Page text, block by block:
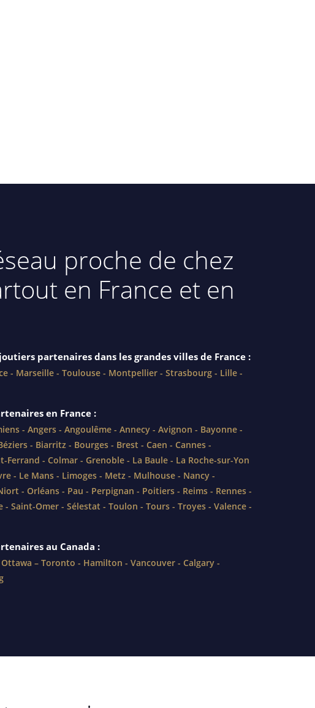
proche de chez
en France et en
partenaires dans les grandes villes de France :
- Marseille - Toulouse - Montpellier - Strasbourg - Lille -
en France :
- Angers - Angoulême - Annecy - Avignon - Bayonne -
- Biarritz - Bourges - Brest - Caen - Cannes -
Ferrand - Colmar - Grenoble - La Baule - La Roche-sur-Yon
- Le Mans - Limoges - Metz - Mulhouse - Nancy -
- Orléans - Pau - Perpignan - Poitiers - Reims - Rennes -
- Saint-Omer - Sélestat - Toulon - Tours - Troyes - Valence -
au Canada :
Ottawa – Toronto - Hamilton - Vancouver - Calgary -